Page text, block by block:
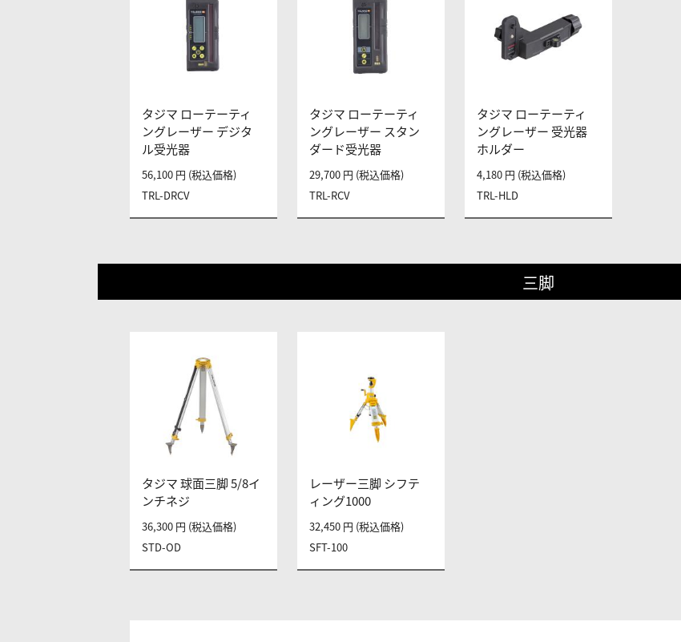
タジマ ローテーティ
ングレーザー デジタ
ル受光器
TRL-DRCV
56,100 円 (税込価格)
タジマ ローテーティ
ングレーザー スタン
ダード受光器
TRL-RCV
29,700 円 (税込価格)
タジマ ローテーティ
ングレーザー 受光器
ホルダー
TRL-HLD
4,180 円 (税込価格)
三脚
タジマ 球面三脚 5/8イ
ンチネジ
STD-OD
36,300 円 (税込価格)
レーザー三脚 シフテ
ィング1000
SFT-100
32,450 円 (税込価格)